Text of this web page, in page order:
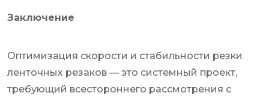
Заключение
Оптимизация скорости и стабильности резки
ленточных резаков — это системный проект,
требующий всестороннего рассмотрения с